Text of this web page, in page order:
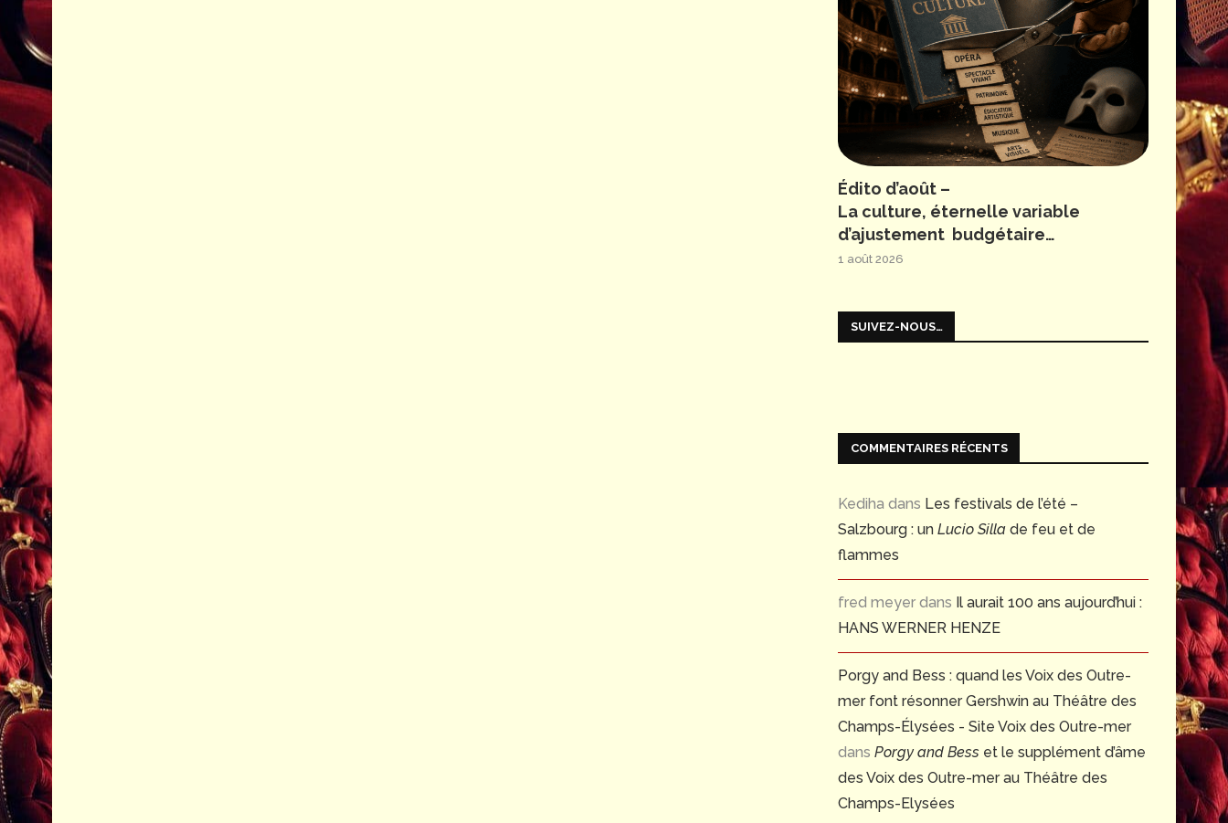
Édito d’août –
La culture, éternelle variable
d’ajustement budgétaire…
1 août 2026
SUIVEZ-NOUS…
COMMENTAIRES RÉCENTS
Kediha dans Les festivals de l’été –
Salzbourg : un Lucio Silla de feu et de
flammes
fred meyer dans Il aurait 100 ans aujourd’hui :
HANS WERNER HENZE
Porgy and Bess : quand les Voix des Outre-
mer font résonner Gershwin au Théâtre des
Champs-Élysées - Site Voix des Outre-mer
dans Porgy and Bess et le supplément d’âme
des Voix des Outre-mer au Théâtre des
Champs-Elysées